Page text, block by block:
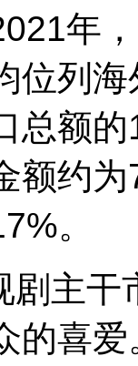
年
位列
总额
额约
。
剧主
的喜